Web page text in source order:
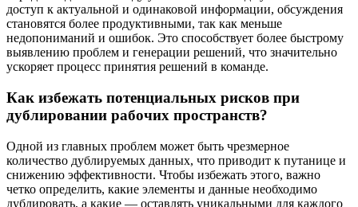
доступ к актуальной и одинаковой информации, обсуждения
становятся более продуктивными, так как меньше
недопониманий и ошибок. Это способствует более быстрому
выявлению проблем и генерации решений, что значительно
ускоряет процесс принятия решений в команде.
Как избежать потенциальных рисков при
дублировании рабочих пространств?
Одной из главных проблем может быть чрезмерное
количество дублируемых данных, что приводит к путанице и
снижению эффективности. Чтобы избежать этого, важно
четко определить, какие элементы и данные необходимо
дублировать, а какие — оставлять уникальными для каждого